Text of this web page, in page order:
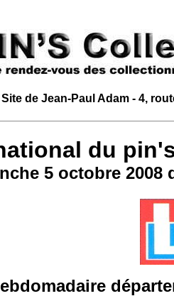
Site de Jean-Paul Adam - 4,
du
5 octobre 2008